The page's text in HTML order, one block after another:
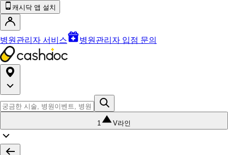
캐시닥 앱 설치
병원관리자 서비스 병원관리자 입점 문의
1 V라인